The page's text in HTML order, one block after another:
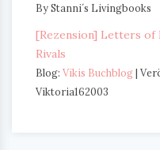
By Stanni´s Livingbooks
[Rezension] Letters of
Rivals
Blog: Vikis Buchblog
Viktoria162003